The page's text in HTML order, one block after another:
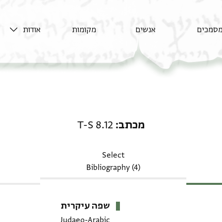
מסמכים אנשים מקומות אודות
מכתב T-S 8.12
Select
Bibliography (4)
שפה עיקרית